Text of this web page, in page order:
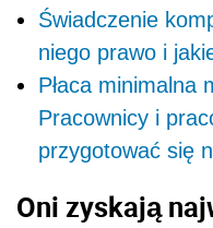
Świadczenie
niego prawo i
Płaca minimalna
Pracownicy i
przygotować się
Oni zyskają